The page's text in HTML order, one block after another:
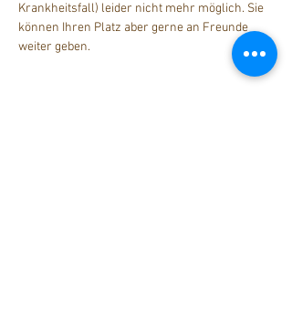
Krankheitsfall) leider nicht mehr möglich. Sie
können Ihren Platz aber gerne an Freunde
weiter geben.